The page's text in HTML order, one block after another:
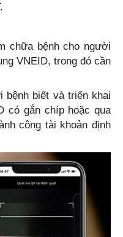
chữa bệnh cho người
VNEID, trong đó cần
bệnh biết và triển khai
có gắn chíp hoặc qua
công tài khoản định